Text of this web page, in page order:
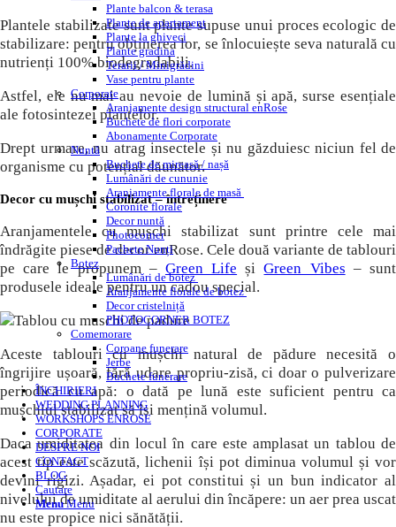
Plante balcon & terasa
Plante de apartament
Plante la ghiveci
Plante gradina
Terarii / Minigrădini
Vase pentru plante
Corporate
Aranjamente design structural enRose
Buchete de flori corporate
Abonamente Corporate
Nuntă
Buchete de mireasă / nașă
Lumânări de cununie
Aranjamente florale de masă
Coronite florale
Decor nuntă
Photocorner
Pachete Nunți
Botez
Lumânări de botez
Aranjamente florale de botez
Decor cristelniță
PHOTOCORNER BOTEZ
Comemorare
Coroane funerare
Jerbe
Buchete funerare
ÎNCHIRIERI
WEDDING PLANNING
WORKSHOPS ENROSE
CORPORATE
DESPRE NOI
CONTACT
BLOG
Cautare
Menu Menu
Plantele stabilizate sunt plante supuse unui proces ecologic de
stabilizare: pentru obținerea lor, se înlocuiește seva naturală cu
nutrienți 100% biodegradabili.
Astfel, ele nu mai au nevoie de lumină și apă, surse esențiale
ale fotosintezei plantelor.
Drept urmare, nu atrag insectele și nu găzduiesc niciun fel de
organisme cu potențial dăunător.
Decor cu mușchi stabilizat – întreținere
Aranjamentele cu mușchi stabilizat sunt printre cele mai
îndrăgite piese de decor enRose. Cele două variante de tablouri
pe care le propunem – Green Life șiGreen Vibes – sunt
produsele ideale pentru un cadou special.
Aceste tablouri cu mușchi natural de pădure necesită o
îngrijire ușoară, fără udare propriu-zisă, ci doar o pulverizare
periodică cu apă: o dată pe lună este suficient pentru ca
mușchiul stabilizat să își mențină volumul.
Daca umiditatea din locul în care este amplasat un tablou de
acest tip este scăzută, lichenii își pot diminua volumul și vor
devini rigizi. Așadar, ei pot constitui și un bun indicator al
nivelului de umiditate al aerului din încăpere: un aer prea uscat
nu este propice nici sănătății.